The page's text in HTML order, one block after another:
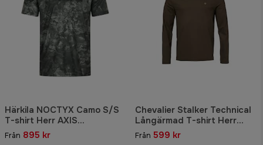
Härkila NOCTYX Camo S/S
T-shirt Herr AXIS
MSP®Black/Black
Från 895 kr
Chevalier Stalker Technical
Långärmad T-shirt Herr
Fallow Brown
Från 599 kr